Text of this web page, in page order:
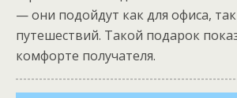
— они подойдут как для офиса,
путешествий. Такой подарок
комфорте получателя.